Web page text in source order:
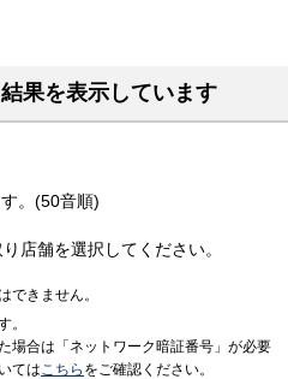
果を表示しています
。(50音順)
店舗を選択してください。
できません。
。
場合は「ネットワーク暗証番号」が必要
てはこちら をご確認ください。